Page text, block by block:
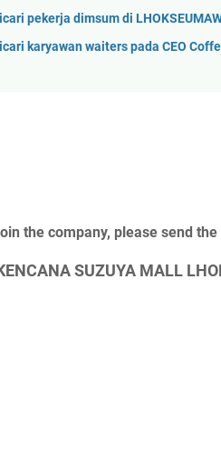
pekerja dimsum di
karyawan waiters pada CEO
the company, please send
SUZUYA MALL